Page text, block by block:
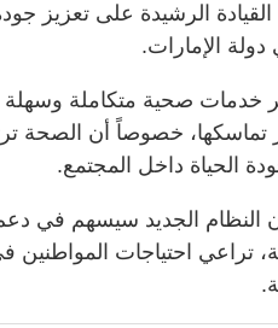
الرشيدة على تعزيز جودة
الإمارات.
خدمات صحية متكاملة
تماسكها، خصوصاً أن الصحة
الحياة داخل المجتمع.
النظام الجديد سيسهم في
تراعي احتياجات